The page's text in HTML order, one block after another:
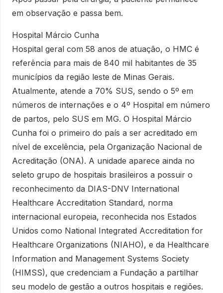
em observação e passa bem.
Hospital Márcio Cunha
Hospital geral com 58 anos de atuação, o HMC é
referência para mais de 840 mil habitantes de 35
municípios da região leste de Minas Gerais.
Atualmente, atende a 70% SUS, sendo o 5º em
números de internações e o 4º Hospital em número
de partos, pelo SUS em MG. O Hospital Márcio
Cunha foi o primeiro do país a ser acreditado em
nível de excelência, pela Organização Nacional de
Acreditação (ONA). A unidade aparece ainda no
seleto grupo de hospitais brasileiros a possuir o
reconhecimento da DIAS-DNV International
Healthcare Accreditation Standard, norma
internacional europeia, reconhecida nos Estados
Unidos como National Integrated Accreditation for
Healthcare Organizations (NIAHO), e da Healthcare
Information and Management Systems Society
(HIMSS), que credenciam a Fundação a partilhar
seu modelo de gestão a outros hospitais e regiões.